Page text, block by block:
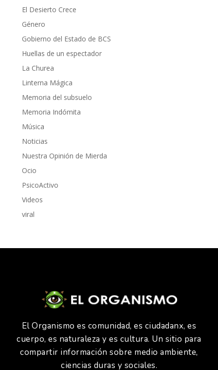
El Desierto Crece
Género
Gobierno del Estado de BCS
Huellas de un espectador
La Churea
Linterna Mágica
Memoria del subsuelo
Memoria Indómita
Música
Noticias
Nuestra Opinión de Mierda
Ocio
PsicoActivo
Videos
viral
El Organismo es comunidad, es ciudadanx, es
cuerpo, es naturaleza y es cultura. Un sitio para
compartir información sobre medio ambiente,
ciencias duras y sociales.